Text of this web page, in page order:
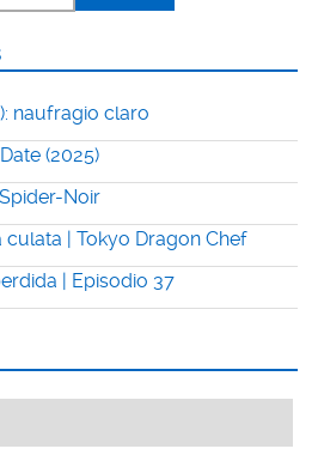
naufragio claro
(2025)
Noir
culata | Tokyo Dragon Chef
| Episodio 37